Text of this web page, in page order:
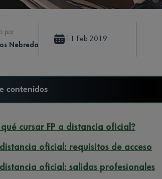
por
Nebreda
11 Feb 2019
contenidos
qué cursar FP a distancia oficial?
distancia oficial: requisitos de acceso
distancia oficial: salidas profesionales